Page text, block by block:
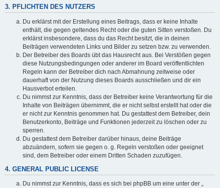
3. PFLICHTEN DES NUTZERS
Du erklärst mit der Erstellung eines Beitrags, dass er keine Inhalte
enthält, die gegen geltendes Recht oder die guten Sitten verstoßen. Du
erklärst insbesondere, dass du das Recht besitzt, die in deinen
Beiträgen verwendeten Links und Bilder zu setzen bzw. zu verwenden.
Der Betreiber des Boards übt das Hausrecht aus. Bei Verstößen gegen
diese Nutzungsbedingungen oder anderer im Board veröffentlichten
Regeln kann der Betreiber dich nach Abmahnung zeitweise oder
dauerhaft von der Nutzung dieses Boards ausschließen und dir ein
Hausverbot erteilen.
Du nimmst zur Kenntnis, dass der Betreiber keine Verantwortung für die
Inhalte von Beiträgen übernimmt, die er nicht selbst erstellt hat oder die
er nicht zur Kenntnis genommen hat. Du gestattest dem Betreiber, dein
Benutzerkonto, Beiträge und Funktionen jederzeit zu löschen oder zu
sperren.
Du gestattest dem Betreiber darüber hinaus, deine Beiträge
abzuändern, sofern sie gegen o. g. Regeln verstoßen oder geeignet
sind, dem Betreiber oder einem Dritten Schaden zuzufügen.
4. GENERAL PUBLIC LICENSE
Du nimmst zur Kenntnis, dass es sich bei phpBB um eine unter der „